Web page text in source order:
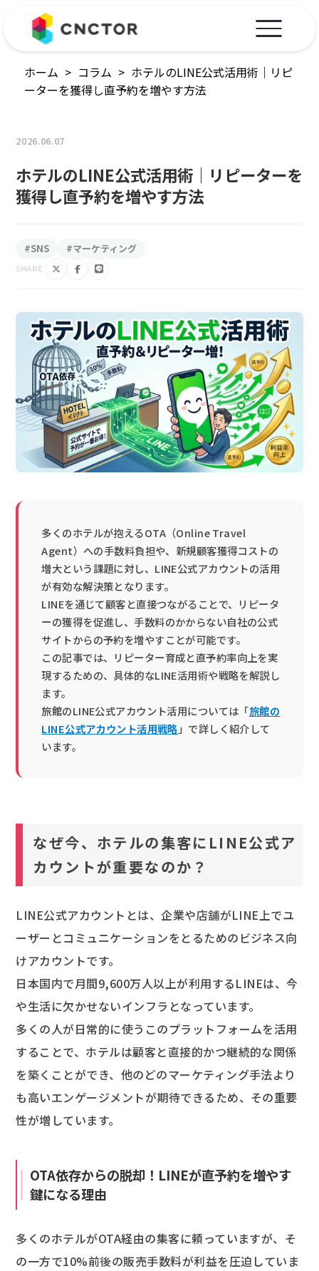
ホーム > コラム > ホテルのLINE公式活用術｜リピ
ーターを獲得し直予約を増やす方法
2026.06.07
ホテルのLINE公式活用術｜リピーターを
獲得し直予約を増やす方法
#SNS #マーケティング
SHARE
多くのホテルが抱えるOTA（Online Travel
Agent）への手数料負担や、新規顧客獲得コストの
増大という課題に対し、LINE公式アカウントの活用
が有効な解決策となります。
LINEを通じて顧客と直接つながることで、リピータ
ーの獲得を促進し、手数料のかからない自社の公式
サイトからの予約を増やすことが可能です。
この記事では、リピーター育成と直予約率向上を実
現するための、具体的なLINE活用術や戦略を解説し
ます。
旅館のLINE公式アカウント活用については「旅館の
LINE公式アカウント活用戦略」で詳しく紹介して
います。
なぜ今、ホテルの集客にLINE公式ア
カウントが重要なのか？
LINE公式アカウントとは、企業や店舗がLINE上でユ
ーザーとコミュニケーションをとるためのビジネス向
けアカウントです。
日本国内で月間9,600万人以上が利用するLINEは、今
や生活に欠かせないインフラとなっています。
多くの人が日常的に使うこのプラットフォームを活用
することで、ホテルは顧客と直接的かつ継続的な関係
を築くことができ、他のどのマーケティング手法より
も高いエンゲージメントが期待できるため、その重要
性が増しています。
OTA依存からの脱却！LINEが直予約を増やす
鍵になる理由
多くのホテルがOTA経由の集客に頼っていますが、そ
の一方で10%前後の販売手数料が利益を圧迫していま